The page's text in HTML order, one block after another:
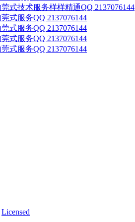
式技术服务样样精通QQ 2137076144
式服务QQ 2137076144
式服务QQ 2137076144
式服务QQ 2137076144
式服务QQ 2137076144
Licensed